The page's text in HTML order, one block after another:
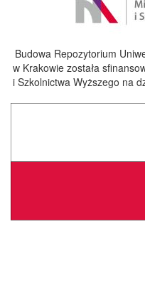
Budowa Repozytorium
w Krakowie została
i Szkolnictwa Wyższego na